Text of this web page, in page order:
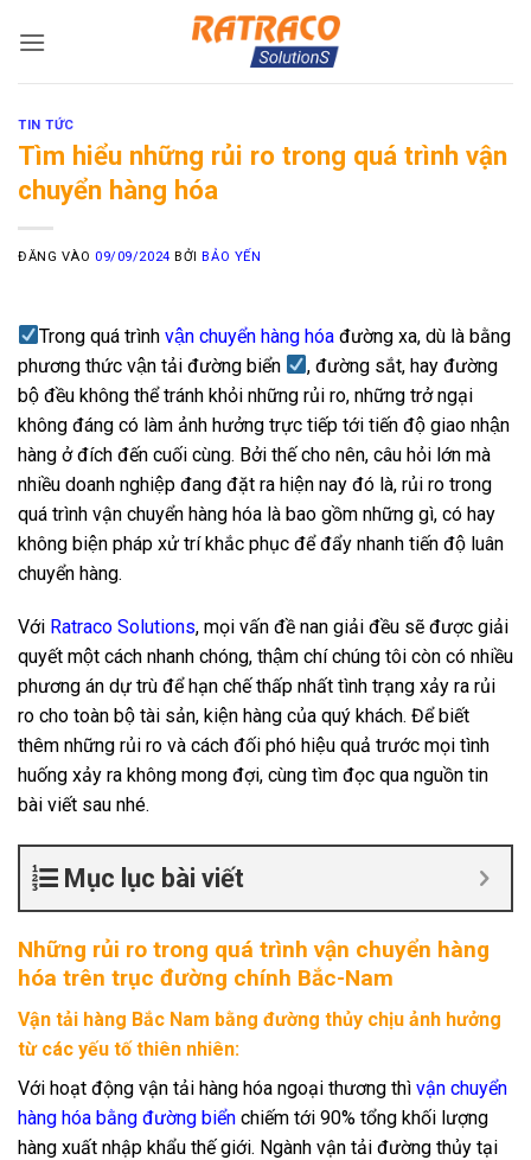
qua
TIN TỨC
Tìm hiểu những rủi ro trong quá trình vận
chuyển hàng hóa
ĐĂNG VÀO 09/09/2024 BỞIBẢO YẾN
Trong quá trìnhvận chuyển hàng hóa đường xa, dù là bằng
phương thức vận tải đường biển
, đường sắt, hay đường
bộ đều không thể tránh khỏi những rủi ro, những trở ngại
không đáng có làm ảnh hưởng trực tiếp tới tiến độ giao nhận
hàng ở đích đến cuối cùng. Bởi thế cho nên, câu hỏi lớn mà
nhiều doanh nghiệp đang đặt ra hiện nay đó là, rủi ro trong
quá trình vận chuyển hàng hóa là bao gồm những gì, có hay
không biện pháp xử trí khắc phục để đẩy nhanh tiến độ luân
chuyển hàng.
Với Ratraco Solutions, mọi vấn đề nan giải đều sẽ được giải
quyết một cách nhanh chóng, thậm chí chúng tôi còn có nhiều
phương án dự trù để hạn chế thấp nhất tình trạng xảy ra rủi
ro cho toàn bộ tài sản, kiện hàng của quý khách. Để biết
thêm những rủi ro và cách đối phó hiệu quả trước mọi tình
huống xảy ra không mong đợi, cùng tìm đọc qua nguồn tin
bài viết sau nhé.
Mục lục bài viết
Những rủi ro trong quá trình vận chuyển hàng
hóa trên trục đường chính Bắc-Nam
Vận tải hàng Bắc Nam bằng đường thủy chịu ảnh hưởng
từ các yếu tố thiên nhiên:
Với hoạt động vận tải hàng hóa ngoại thương thì vận chuyển
hàng hóa bằng đường biển chiếm tới 90% tổng khối lượng
hàng xuất nhập khẩu thế giới. Ngành vận tải đường thủy tại